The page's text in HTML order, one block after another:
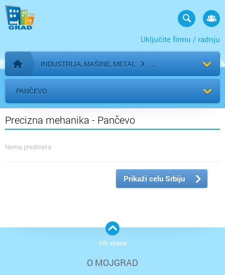
Uključite firmu / radnju
Početna stranica
INDUSTRIJA, MAŠINE, METAL
PANČEVO
Precizna mehanika - Pančevo
Nema predmeta
Prikaži celu Srbiju
O MOJGRAD
Vrh strane